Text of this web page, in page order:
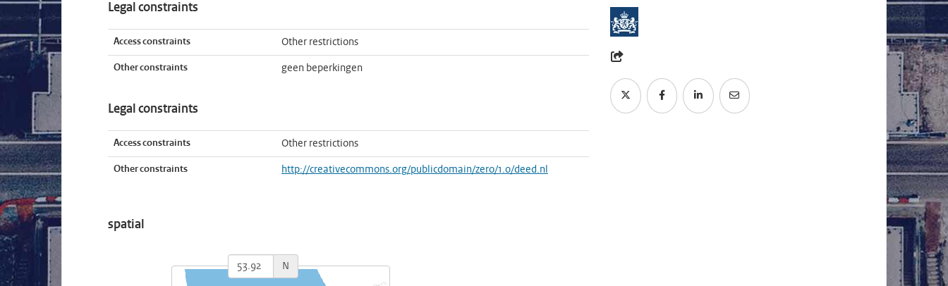
Legal constraints
Access constraints Other restrictions
Other constraints geen beperkingen
Legal constraints
Access constraints Other restrictions
Other constraints http://creativecommons.org/publicdomain/zero/1.0/deed.nl
spatial
N